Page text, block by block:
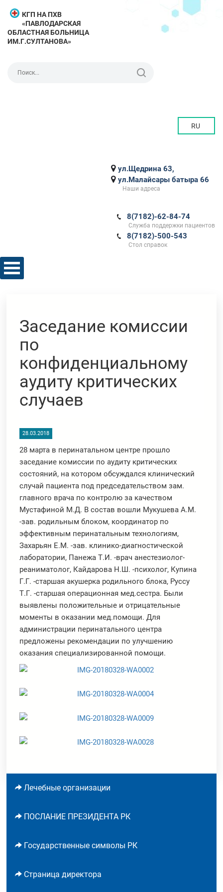
КГП НА ПХВ
«ПАВЛОДАРСКАЯ
ОБЛАСТНАЯ БОЛЬНИЦА
ИМ.Г.СУЛТАНОВА»
RU
ул.Щедрина 63,
ул.Малайсары батыра 66
Наши адреса
8(7182)-62-84-74
Служба поддержки пациентов
8(7182)-500-543
Стол справок
Заседание комиссии
по
конфиденциальному
аудиту критических
случаев
28.03.2018
28 марта в перинатальном центре прошло
заседание комиссии по аудиту критических
состояний, на котором обсуждался клинический
случай пациента под председательством зам.
главного врача по контролю за качеством
Мустафиной М.Д. В состав вошли Мукушева А.М.
-зав. родильным блоком, координатор по
эффективным перинатальным технологиям,
Захарьян Е.М. -зав. клинико-диагностической
лаборатории, Панежа Т.И. -врач анестезиолог-
реаниматолог, Кайдарова Н.Ш. -психолог, Купина
Г.Г. -старшая акушерка родильного блока, Руссу
Т.Г. -старшая операционная мед.сестра. Были
выявлены положительные и отрицательные
моменты в оказании мед.помощи. Для
администрации перинатального центра
предложены рекомендации по улучшению
оказания специализированной помощи.
Лечебные организации
ПОСЛАНИЕ ПРЕЗИДЕНТА РК
Государственные символы РК
Страница директора